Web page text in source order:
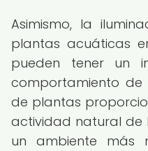
Asimismo, la
plantas acuáticas
pueden tener un
comportamiento de
de plantas
actividad natural de
un ambiente más